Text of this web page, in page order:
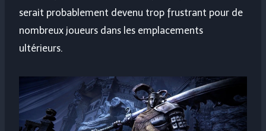
serait probablement devenu trop frustrant pour de
nombreux joueurs dans les emplacements
ultérieurs.